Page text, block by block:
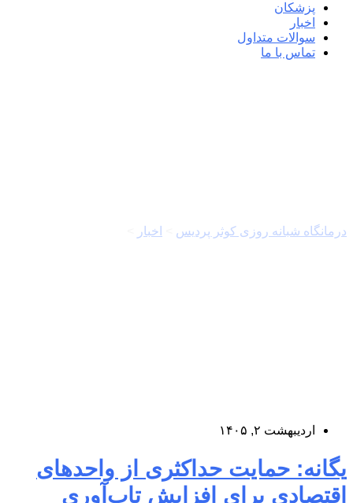
پزشکان
اخبار
سوالات متداول
تماس با ما
درمانگاه شبانه روزی کوثر پردیس اخبار
اردیبهشت ۲, ۱۴۰۵
یگانه: حمایت حداکثری از واحدهای
اقتصادی برای افزایش تاب‌آوری